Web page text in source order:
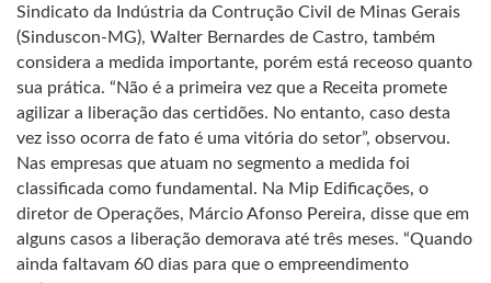
Sindicato da Indústria da Contrução Civil de Minas Gerais
(Sinduscon-MG), Walter Bernardes de Castro, também
considera a medida importante, porém está receoso quanto
sua prática. “Não é a primeira vez que a Receita promete
agilizar a liberação das certidões. No entanto, caso desta
vez isso ocorra de fato é uma vitória do setor”, observou.
Nas empresas que atuam no segmento a medida foi
classificada como fundamental. Na Mip Edificações, o
diretor de Operações, Márcio Afonso Pereira, disse que em
alguns casos a liberação demorava até três meses. “Quando
ainda faltavam 60 dias para que o empreendimento